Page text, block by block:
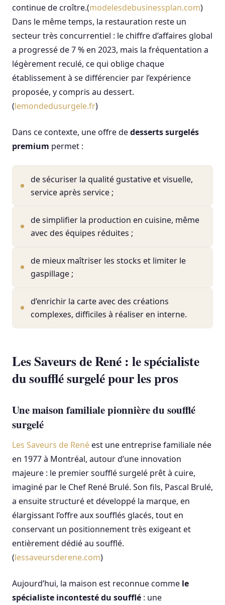
continue de croître.(modelesdebusinessplan.com)
Dans le même temps, la restauration reste un
secteur très concurrentiel : le chiffre d’affaires global
a progressé de 7 % en 2023, mais la fréquentation a
légèrement reculé, ce qui oblige chaque
établissement à se différencier par l’expérience
proposée, y compris au dessert.
(lemondedusurgele.fr)
Dans ce contexte, une offre dedesserts surgelés
premium permet :
de sécuriser la qualité gustative et visuelle,
service après service ;
de simplifier la production en cuisine, même
avec des équipes réduites ;
de mieux maîtriser les stocks et limiter le
gaspillage ;
d’enrichir la carte avec des créations
complexes, difficiles à réaliser en interne.
Les Saveurs de René : le spécialiste
du soufflé surgelé pour les pros
Une maison familiale pionnière du soufflé
surgelé
Les Saveurs de Renéest une entreprise familiale née
en 1977 à Montréal, autour d’une innovation
majeure : le premier soufflé surgelé prêt à cuire,
imaginé par le Chef René Brulé. Son fils, Pascal Brulé,
a ensuite structuré et développé la marque, en
élargissant l’offre aux soufflés glacés, tout en
conservant un positionnement très exigeant et
entièrement dédié au soufflé.
(lessaveursderene.com)
Aujourd’hui, la maison est reconnue comme le
spécialiste incontesté du soufflé : une